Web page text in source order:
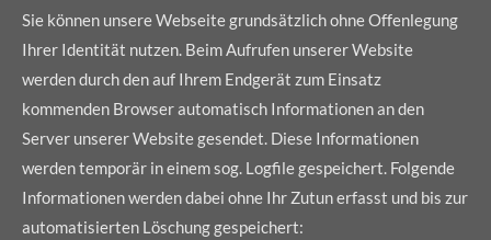
Sie können unsere Webseite grundsätzlich ohne Offenlegung
Ihrer Identität nutzen. Beim Aufrufen unserer Website
werden durch den auf Ihrem Endgerät zum Einsatz
kommenden Browser automatisch Informationen an den
Server unserer Website gesendet. Diese Informationen
werden temporär in einem sog. Logfile gespeichert. Folgende
Informationen werden dabei ohne Ihr Zutun erfasst und bis zur
automatisierten Löschung gespeichert: